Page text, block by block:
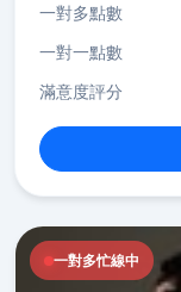
一對多點數
一對一點數
滿意度評分
一對多忙線中